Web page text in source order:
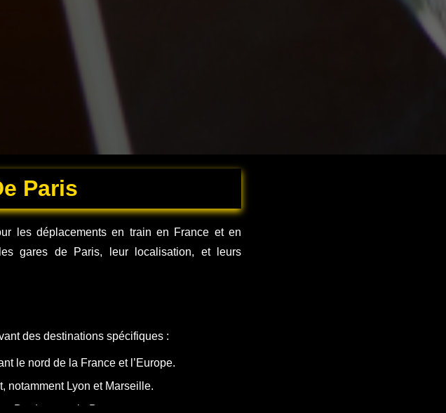
Paris
les déplacements en train en France et en
gares de Paris, leur localisation, et leurs
des destinations spécifiques :
le nord de la France et l’Europe.
notamment Lyon et Marseille.
Bordeaux et la Bretagne.